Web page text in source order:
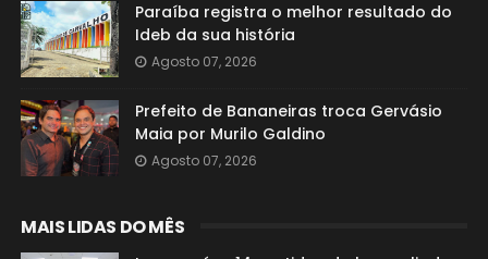
Paraíba registra o melhor resultado do
Ideb da sua história
Agosto 07, 2026
Prefeito de Bananeiras troca Gervásio
Maia por Murilo Galdino
Agosto 07, 2026
MAIS LIDAS DO MÊS